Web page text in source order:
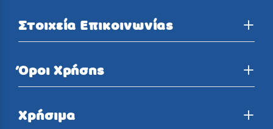
Στοιχεία Επικοινωνίας
Όροι Χρήσης
Χρήσιμα